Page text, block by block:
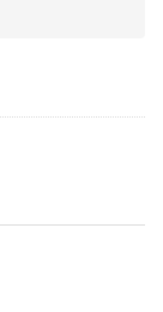
số lượng